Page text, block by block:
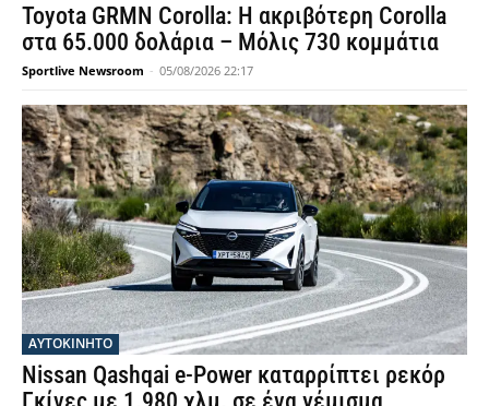
Toyota GRMN Corolla: Η ακριβότερη Corolla
στα 65.000 δολάρια – Μόλις 730 κομμάτια
Sportlive Newsroom - 05/08/2026 22:17
ΑΥΤΟΚΙΝΗΤΟ
Nissan Qashqai e-Power καταρρίπτει ρεκόρ